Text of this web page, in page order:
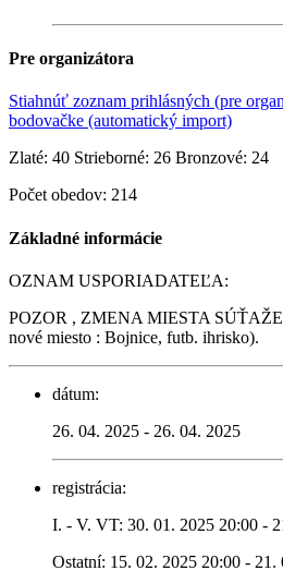
Pre organizátora
Stiahnúť zoznam prihlásných (pre
bodovačke (automatický import)
Zlaté: 40 Strieborné: 26 Bronzové: 24
Počet obedov: 214
Základné informácie
OZNAM USPORIADATEĽA:
POZOR , ZMENA MIESTA SÚŤAŽE
nové miesto : Bojnice, futb. ihrisko).
dátum:
26. 04. 2025 - 26. 04. 2025
registrácia:
I. - V. VT: 30. 01. 2025 20:00 -
Ostatní: 15. 02. 2025 20:00 - 21.